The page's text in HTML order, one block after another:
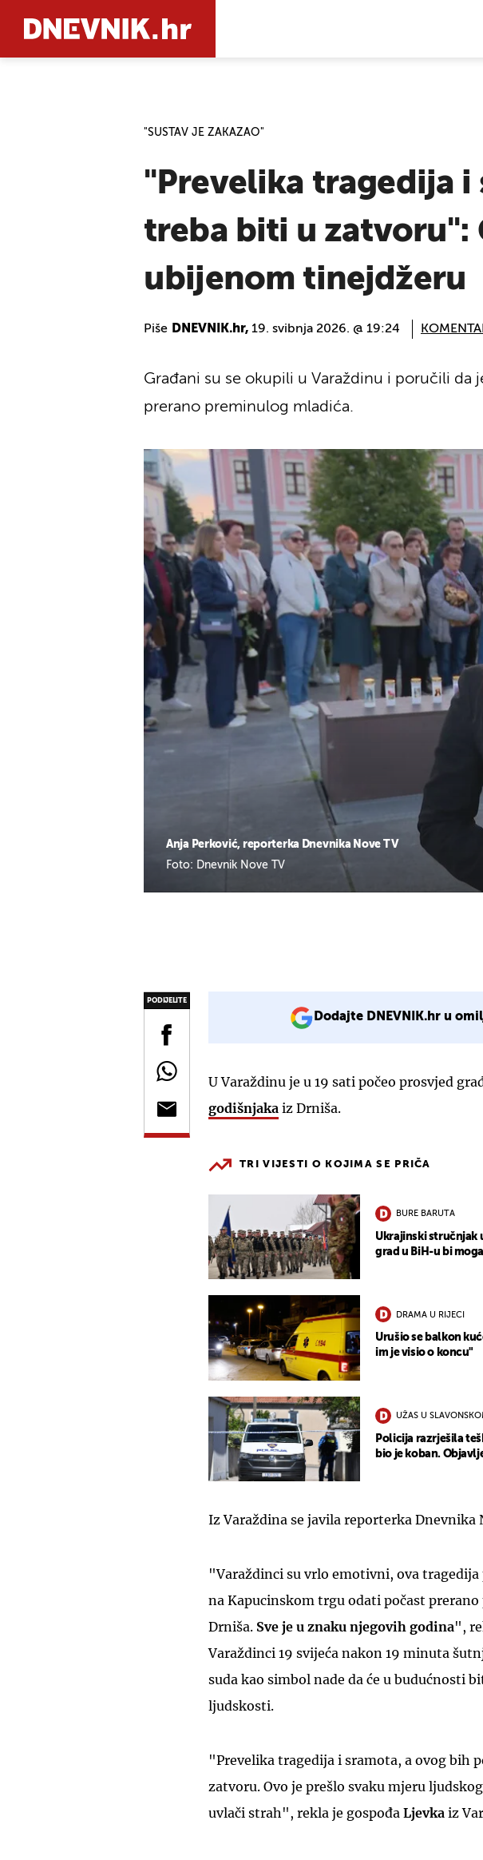
"SUSTAV JE ZAKAZAO"
"Prevelika tragedija
treba biti u zatvoru":
ubijenom tinejdžeru
Piše DNEVNIK.hr, 19. svibnja 2026. @ 19:24
Anja Perković, reporterka Dnevnika Nove TV
Foto: Dnevnik Nove TV
Građani su se okupili u Varaždinu i poručili da
prerano preminulog mladića.
PODIJELITE
Dodajte DNEVNIK.hr u
U Varaždinu je u 19 sati počeo prosvjed
godišnjaka iz Drniša.
TRI VIJESTI O KOJIMA SE PRIČA
BURE BARUTA
Ukrajinski stručnjak
grad u BiH-u bi
DRAMA U RIJECI
Urušio se balkon
im je visio o koncu"
UŽAS U
Policija razrješila
bio je koban.
Iz Varaždina se javila reporterka Dnevnika
"Varaždinci su vrlo emotivni, ova tragedija
na Kapucinskom trgu odati počast
Drniša. Sve je u znaku njegovih godina",
Varaždinci 19 svijeća nakon 19 minuta
suda kao simbol nade da će u budućnosti
ljudskosti.
"Prevelika tragedija i sramota, a ovog bih
zatvoru. Ovo je prešlo svaku mjeru
uvlači strah", rekla je gospođa Ljevka iz